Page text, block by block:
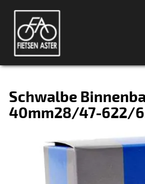
Schwalbe
40mm28/47-622/